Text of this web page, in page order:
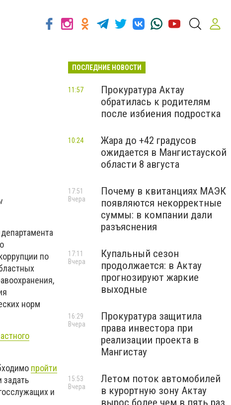
по
норм
пройти
задать
и
ПОСЛЕДНИЕ НОВОСТИ
Прокуратура Актау
обратилась к родителям
после избиения подростка
11:57
Жара до +42 градусов
ожидается в Мангистауской
области 8 августа
10:24
Почему в квитанциях МАЭК
появляются некорректные
суммы: в компании дали
разъяснения
17:51
Вчера
Купальный сезон
продолжается: в Актау
прогнозируют жаркие
выходные
17:11
Вчера
Прокуратура защитила
права инвестора при
реализации проекта в
Мангистау
16:29
Вчера
Летом поток автомобилей
в курортную зону Актау
вырос более чем в пять раз
15:53
Вчера